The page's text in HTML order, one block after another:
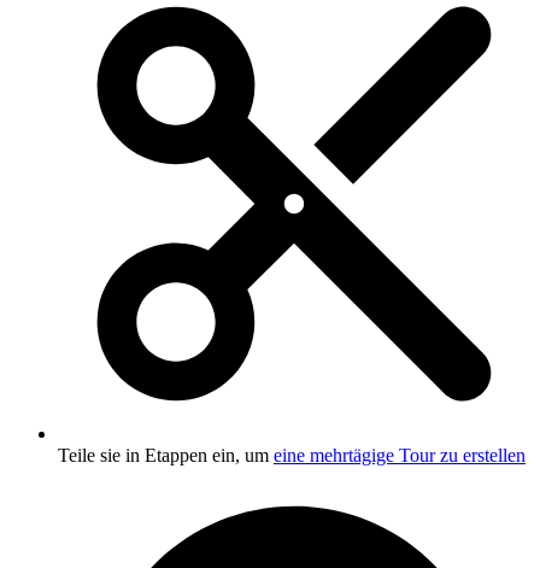
Teile sie in Etappen ein, um eine mehrtägige Tour zu erstellen